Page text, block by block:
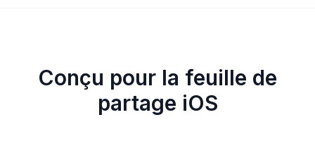
Conçu pour la feuille de
partage iOS